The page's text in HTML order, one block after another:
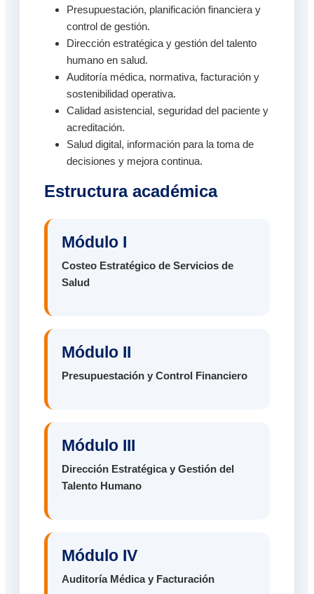
Presupuestación, planificación financiera y
control de gestión.
Dirección estratégica y gestión del talento
humano en salud.
Auditoría médica, normativa, facturación y
sostenibilidad operativa.
Calidad asistencial, seguridad del paciente y
acreditación.
Salud digital, información para la toma de
decisiones y mejora continua.
Estructura académica
Módulo I
Costeo Estratégico de Servicios de
Salud
Módulo II
Presupuestación y Control Financiero
Módulo III
Dirección Estratégica y Gestión del
Talento Humano
Módulo IV
Auditoría Médica y Facturación